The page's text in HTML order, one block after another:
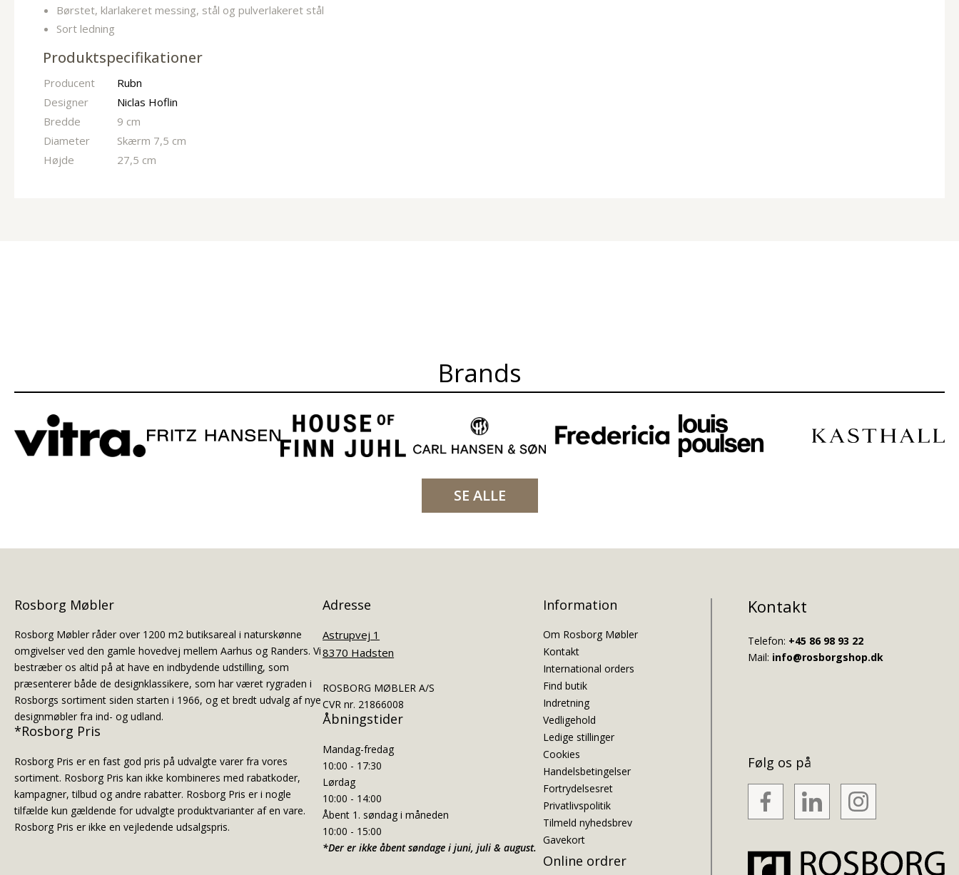
Børstet, klarlakeret messing, stål og pulverlakeret stål
Sort ledning
Produktspecifikationer
Producent
Rubn
Designer
Niclas Hoflin
Bredde
9 cm
Diameter
Skærm 7,5 cm
Højde
27,5 cm
Brands
SE ALLE
Rosborg Møbler
Rosborg Møbler råder over 1200 m2 butiksareal i naturskønne
omgivelser ved den gamle hovedvej mellem Aarhus og Randers. Vi
bestræber os altid på at have en indbydende udstilling, som
præsenterer både de designklassikere, som har været rygraden i
Rosborgs sortiment siden starten i 1966, og et bredt udvalg af nye
designmøbler fra ind- og udland.
*Rosborg Pris
Rosborg Pris er en fast god pris på udvalgte varer fra vores
sortiment. Rosborg Pris kan ikke kombineres med rabatkoder,
kampagner, tilbud og andre rabatter. Rosborg Pris er i nogle
tilfælde kun gældende for udvalgte produktvarianter af en vare.
Rosborg Pris er ikke en vejledende udsalgspris.
Adresse
Astrupvej 1
8370 Hadsten
ROSBORG MØBLER A/S
CVR nr. 21866008
Åbningstider
Mandag-fredag
10:00 - 17:30
Lørdag
10:00 - 14:00
Åbent 1. søndag i måneden
10:00 - 15:00
*Der er ikke åbent søndage i juni, juli & august.
Information
Om Rosborg Møbler
Kontakt
International orders
Find butik
Indretning
Vedligehold
Ledige stillinger
Cookies
Handelsbetingelser
Fortrydelsesret
Privatlivspolitik
Tilmeld nyhedsbrev
Gavekort
Online ordrer
Kontakt
Telefon: +45 86 98 93 22
Mail: info@rosborgshop.dk
Følg os på